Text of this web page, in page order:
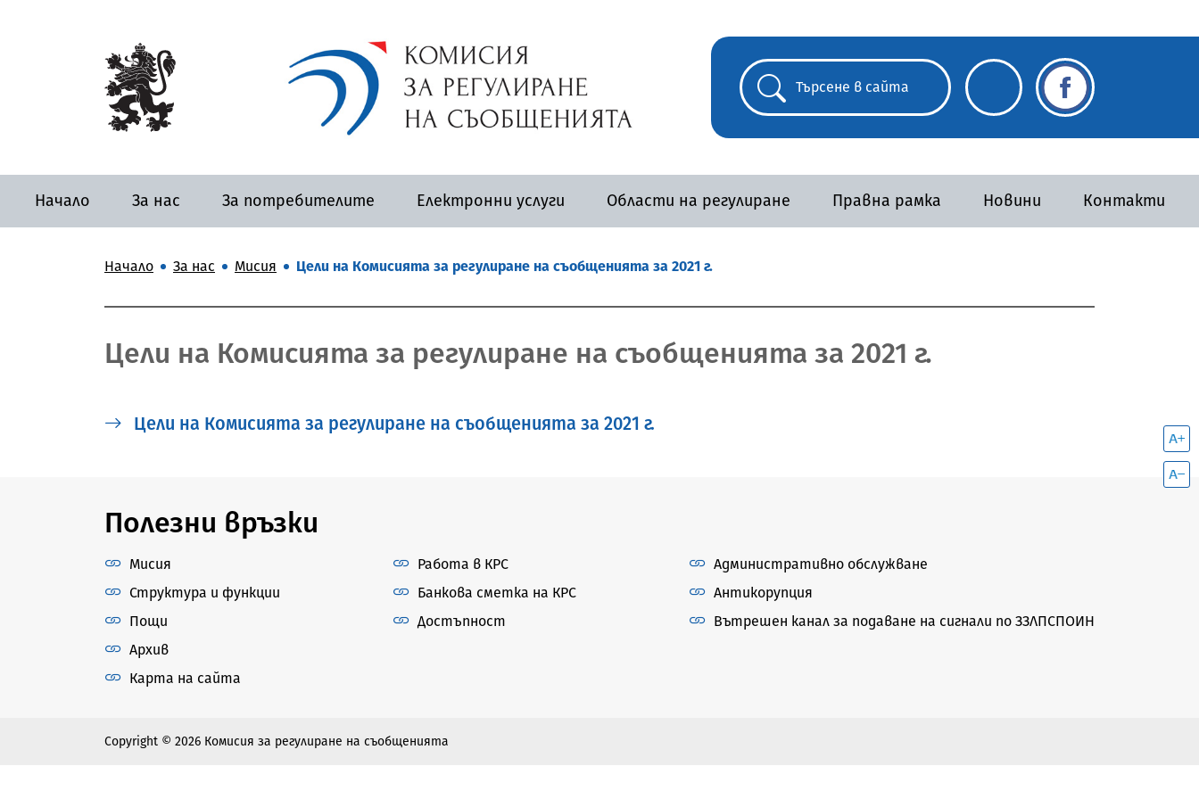
Начало За нас За потребителите Електронни услуги Области на регулиране Правна рамка Новини Контакти
Начало За нас Мисия Цели на Комисията за регулиране на съобщенията за 2021 г.
Цели на Комисията за регулиране на съобщенията за 2021 г.
Цели на Комисията за регулиране на съобщенията за 2021 г.
Полезни връзки
Мисия
Структура и функции
Пощи
Архив
Карта на сайта
Работа в КРС
Банкова сметка на КРС
Достъпност
Административно обслужване
Антикорупция
Вътрешен канал за подаване на сигнали по ЗЗЛПСПОИН
Copyright © 2026 Комисия за регулиране на съобщенията